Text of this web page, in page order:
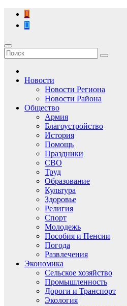
Перейти
содержимому
Новости
Новости Региона
Новости Района
Общество
Армия
Благоустройство
История
Помощь
Праздники
СВО
Труд
Образование
Культура
Здоровье
Религия
Спорт
Молодежь
Пособия и Пенсии
Погода
Развлечения
Экономика
Сельское хозяйство
Промышленность
Дороги и Транспорт
Экология